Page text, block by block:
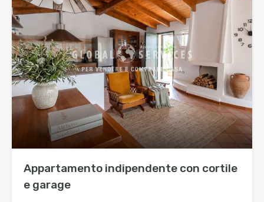
Appartamento indipendente con cortile
e garage